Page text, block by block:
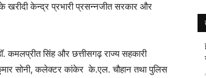
खरीदी केन्द्र प्रभारी प्रसन्नजीत सरकार और
कमलप्रीत सिंह और छत्तीसगढ़ राज्य सहकारी
सोनी, कलेक्टर कांकेर के.एल. चौहान तथा पुलिस